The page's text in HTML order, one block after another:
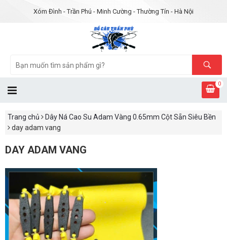
Xóm Đình - Trần Phú - Minh Cường - Thường Tín - Hà Nội
0
Trang chủ
Dây Ná Cao Su Adam Vàng 0.65mm Cột Sẵn Siêu Bền
day adam vang
DAY ADAM VANG